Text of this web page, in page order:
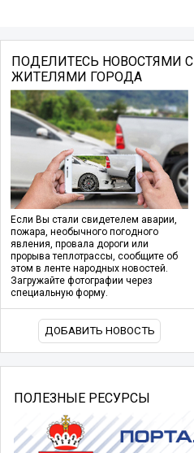
ПОДЕЛИТЕСЬ НОВОСТЯМИ С
ЖИТЕЛЯМИ ГОРОДА
Если Вы стали свидетелем аварии,
пожара, необычного погодного
явления, провала дороги или
прорыва теплотрассы, сообщите об
этом в ленте народных новостей.
Загружайте фотографии через
специальную форму.
ДОБАВИТЬ НОВОСТЬ
ПОЛЕЗНЫЕ РЕСУРСЫ